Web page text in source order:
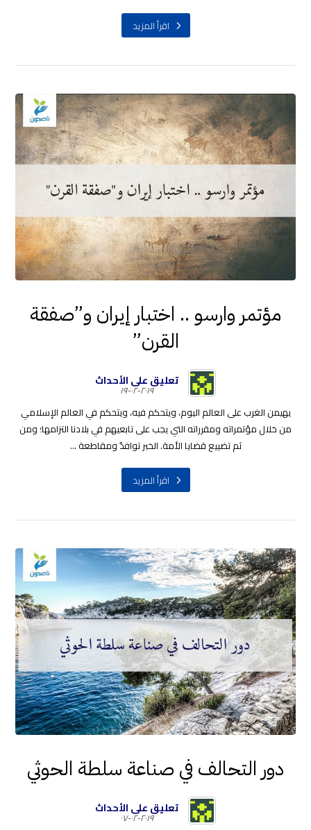
اقرأ المزيد
مؤتمر وارسو .. اختبار إيران و”صفقة
القرن”
تعليق على الأحداث
٢٠١٩-٠٢-١٩
يهيمن الغرب على العالم اليوم، ويتحكم فيه، ويتحكم في العالم الإسلامي
من خلال مؤتمراته ومقرراته التي يجب على تابعيهم في بلادنا التزامها؛ ومن
ثم تضييع قضايا الأمة. الخبر توافدٌ ومقاطعة ...
اقرأ المزيد
دور التحالف في صناعة سلطة الحوثي
تعليق على الأحداث
٢٠١٩-٠٢-٠٧